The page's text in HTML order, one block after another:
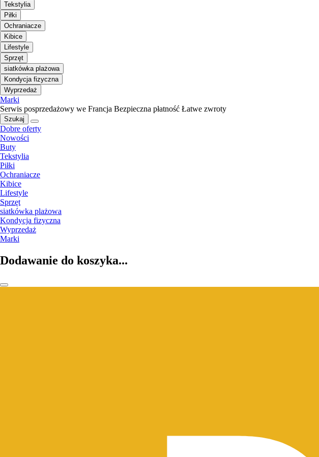
Tekstylia
Piłki
Ochraniacze
Kibice
Lifestyle
Sprzęt
siatkówka plażowa
Kondycja fizyczna
Wyprzedaż
Marki
Serwis posprzedażowy we Francja Bezpieczna płatność Łatwe zwroty
Szukaj
Dobre oferty
Nowości
Buty
Tekstylia
Piłki
Ochraniacze
Kibice
Lifestyle
Sprzęt
siatkówka plażowa
Kondycja fizyczna
Wyprzedaż
Marki
Dodawanie do koszyka...